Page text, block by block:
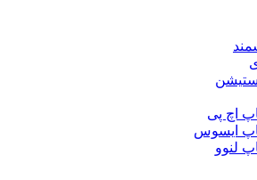
اچ پی
ایسوس
لنوو